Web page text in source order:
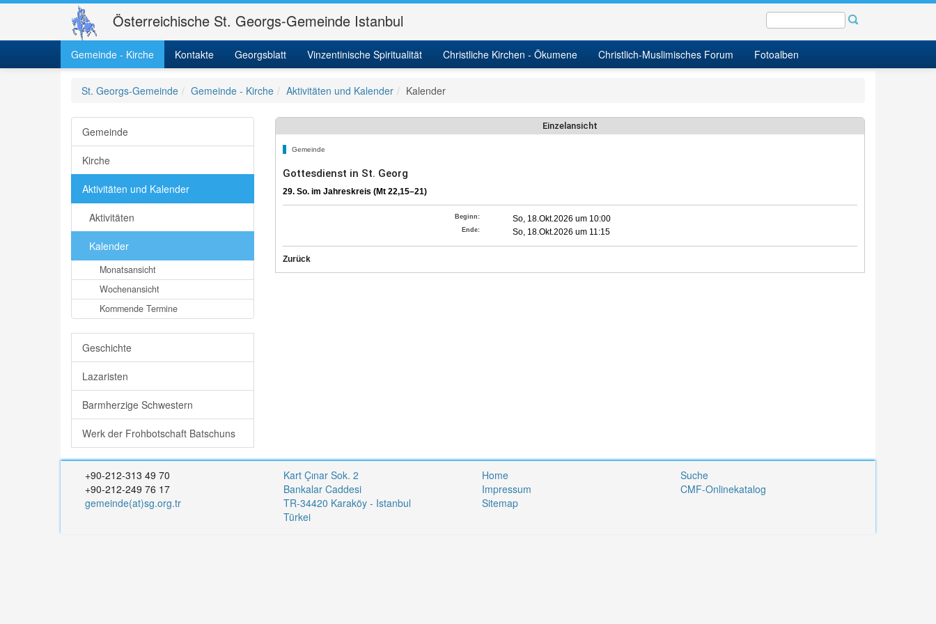
Österreichische St. Georgs-Gemeinde Istanbul
Gemeinde - Kirche Kontakte Georgsblatt Vinzentinische Spiritualität Christliche Kirchen - Ökumene Christlich-Muslimisches Forum Fotoalben
St. Georgs-Gemeinde Gemeinde - Kirche Aktivitäten und Kalender Kalender
Gemeinde
Kirche
Aktivitäten und Kalender
Aktivitäten
Kalender
Monatsansicht
Wochenansicht
Kommende Termine
Geschichte
Lazaristen
Barmherzige Schwestern
Werk der Frohbotschaft Batschuns
Einzelansicht
Gemeinde
Gottesdienst in St. Georg
29. So. im Jahreskreis (Mt 22,15–21)
Beginn: So, 18.Okt.2026 um 10:00
Ende: So, 18.Okt.2026 um 11:15
Zurück
+90-212-313 49 70
+90-212-249 76 17
gemeinde(at)sg.org.tr
Kart Çınar Sok. 2
Bankalar Caddesi
TR-34420 Karaköy - Istanbul
Türkei
Home
Impressum
Sitemap
Suche
CMF-Onlinekatalog